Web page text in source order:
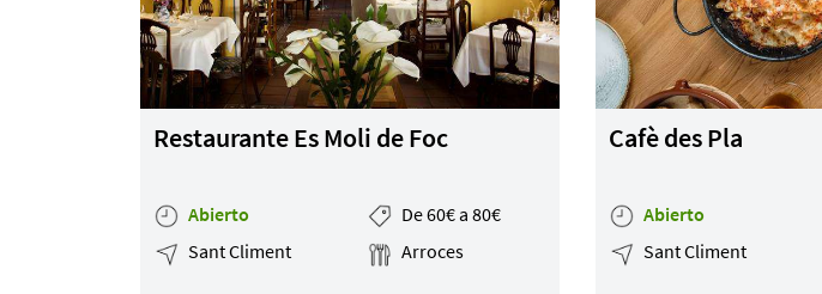
Por Localización
Por Tipo de Cocina
restaurante?
Restaurante Es Moli de Foc
Abierto
De 60€ a 80€
Sant Climent
Arroces
Cafè des Pla
Abierto
Sant Climent